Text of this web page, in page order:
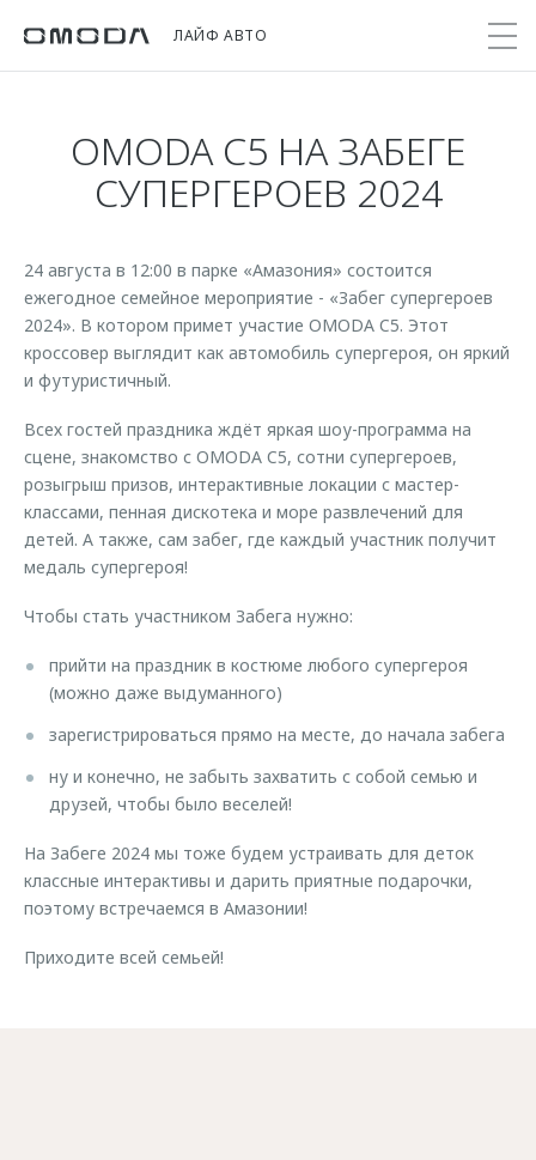
ЛАЙФ АВТО
Модели
от 2 299 000 ₽*
C7
от 2 739 000 ₽*
Покупателям
Сравнить комплектации
Записаться на тест-драйв
Cпецпредложения
Прайс-листы
OMODA Лизинг
Кредитные программы
Страхование
Одежда и сувениры
Трейд-ин
Калькулятор трейд-ин
Владельцам
Записаться на сервис
Кузовной ремонт
Поддержка
Гарантия
Дополнительная техническая поддержка
Руководства по эксплуатации
Клиентская поддержка
O&J Автоклуб
Приложение O&J
Аксессуары
Одежда и сувениры
Оригинальные аксессуары
Запчасти
Мир OMODA
Новости
Онлайн-сервисы
Приложение O&J
Бренд JAECOO
Правовая информация
Обратная связь
OMODA C5 НА ЗАБЕГЕ
СУПЕРГЕРОЕВ 2024
24 августа в 12:00 в парке «Амазония» состоится
ежегодное семейное мероприятие - «Забег супергероев
2024». В котором примет участие OMODA C5. Этот
кроссовер выглядит как автомобиль супергероя, он яркий
и футуристичный.
Всех гостей праздника ждёт яркая шоу-программа на
сцене, знакомство с OMODA C5, сотни супергероев,
розыгрыш призов, интерактивные локации с мастер-
классами, пенная дискотека и море развлечений для
детей. А также, сам забег, где каждый участник получит
медаль супергероя!
Чтобы стать участником Забега нужно:
прийти на праздник в костюме любого супергероя
(можно даже выдуманного)
зарегистрироваться прямо на месте, до начала забега
ну и конечно, не забыть захватить с собой семью и
друзей, чтобы было веселей!
На Забеге 2024 мы тоже будем устраивать для деток
классные интерактивы и дарить приятные подарочки,
поэтому встречаемся в Амазонии!
Приходите всей семьей!